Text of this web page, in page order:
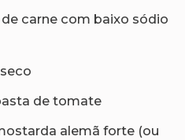
carne com baixo sódio
de tomate
alemã forte (ou